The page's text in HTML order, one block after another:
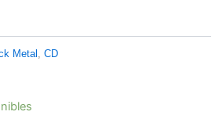
Metal , CD